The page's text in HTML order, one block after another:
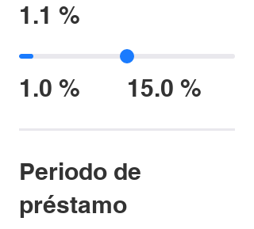
1.1 %
1.0 % 15.0 %
Periodo de
préstamo